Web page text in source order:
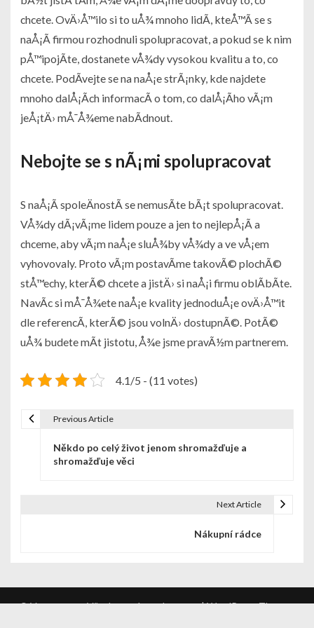
chcete. OvÄ›Å™ilo si to uÅ¾ mnoho lidÃ­, kteÅ™Ã­ se s
naÅ¡Ã­ firmou rozhodnuli spolupracovat, a pokud se k nim
pÅ™ipojÃ­te, dostanete vÅ¾dy vysokou kvalitu a to, co
chcete. PodÃ­vejte se na naÅ¡e strÃ¡nky, kde najdete
mnoho dalÅ¡Ã­ch informacÃ­ o tom, co dalÅ¡Ã­ho vÃ¡m
jeÅ¡tÄ› mÅ¯Å¾eme nabÃ­dnout.
Nebojte se s nÃ¡mi spolupracovat
S naÅ¡Ã­ spoleÄnostÃ­ se nemusÃ­te bÃ¡t spolupracovat.
VÅ¾dy dÃ¡vÃ¡me lidem pouze a jen to nejlepÅ¡Ã­ a
chceme, aby vÃ¡m naÅ¡e sluÅ¾by vÅ¾dy a ve vÅ¡em
vyhovovaly. Proto vÃ¡m postavÃ­me takovÃ© plochÃ©
stÅ™echy, kterÃ© chcete a jistÄ› si naÅ¡i firmu oblÃ­bÃ­te.
NavÃ­c si mÅ¯Å¾ete naÅ¡e kvality jednoduÅ¡e ovÄ›Å™it
dle referencÃ­, kterÃ© jsou volnÄ› dostupnÃ©. PotÃ©
uÅ¾ budete mÃ­t jistotu, Å¾e jsme pravÃ½m partnerem.
4.1/5 - (11 votes)
c
e
Previous Article
Někdo po celý život jenom shromažďuje a
shromažďuje věci
Next Article
Nákupní rádce
© Vysocan.cz - Všechna práva vyhrazena. | WordPress Theme :